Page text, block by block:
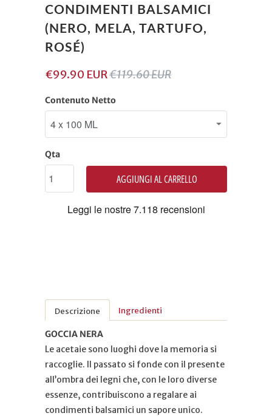
CONDIMENTI BALSAMICI
(NERO, MELA, TARTUFO,
ROSÉ)
€99.90 EUR€119.60 EUR
Contenuto Netto
Qta
AGGIUNGI AL CARRELLO
Descrizione Ingredienti
GOCCIA NERA
Le acetaie sono luoghi dove la memoria si
raccoglie. Il passato si fonde con il presente
all’ombra dei legni che, con le loro diverse
essenze, contribuiscono a regalare ai
condimenti balsamici un sapore unico.